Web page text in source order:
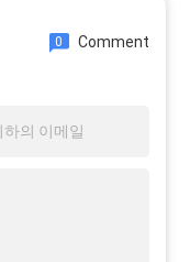
0 Comment